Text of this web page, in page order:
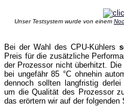
Unser Testsystem wurde von einem
Bei der Wahl des CPU-Kühlers
Preis für die zusätzliche
der Prozessor nicht überhitzt.
bei ungefähr 85 °C ohnehin
dennoch sollten langfristig derlei
um die Qualität des Prozessor
das erörtern wir auf der folgenden